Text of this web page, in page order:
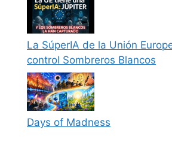
La SúperIA de la Unión
control Sombreros Blancos
Days of Madness